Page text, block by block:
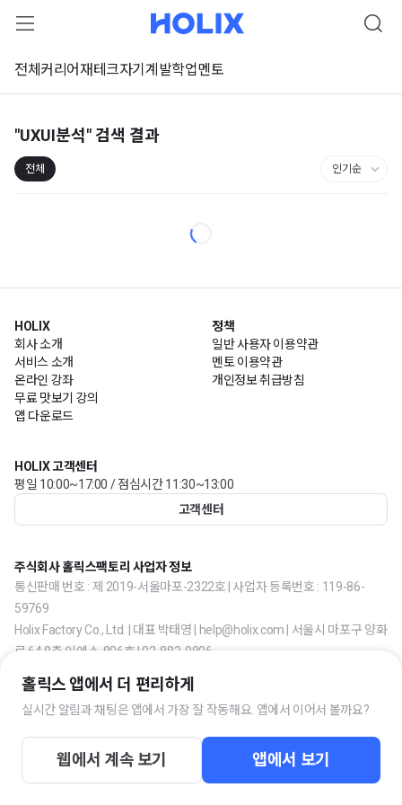
전체 커리어재테크자기계발학업멘토
"UXUI분석" 검색 결과
전체
HOLIX
회사 소개
서비스 소개
온라인 강좌
무료 맛보기 강의
앱 다운로드
정책
일반 사용자 이용약관
멘토 이용약관
개인정보 취급방침
HOLIX 고객센터
평일 10:00~17:00 / 점심시간 11:30~13:00
고객센터
주식회사 홀릭스팩토리 사업자 정보
통신판매 번호 : 제 2019-서울마포-2322호 | 사업자 등록번호 : 119-86-
59769
Holix Factory Co., Ltd. | 대표 박태영 | help@holix.com | 서울시 마포구 양화
로 64 8층 이에스-806호 | 02-883-0806
홀릭스 앱에서 더 편리하게
실시간 알림과 채팅은 앱에서 가장 잘 작동해요. 앱에서 이어서 볼까요?
웹에서 계속 보기 앱에서 보기